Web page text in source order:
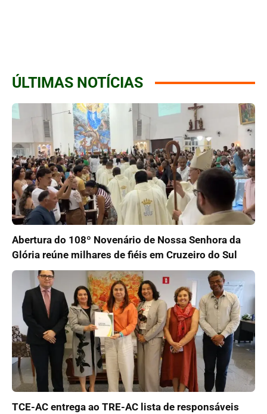
ÚLTIMAS NOTÍCIAS
Abertura do 108º Novenário de Nossa Senhora da
Glória reúne milhares de fiéis em Cruzeiro do Sul
TCE-AC entrega ao TRE-AC lista de responsáveis